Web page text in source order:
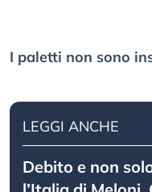
I paletti non sono
LEGGI ANCHE
Debito e non